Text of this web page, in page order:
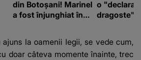
din Botoșani! Marinel
a fost înjunghiat în
suspecți
o
dragoste"
la oamenii legii, se vede cum,
doar câteva momente înainte, trec